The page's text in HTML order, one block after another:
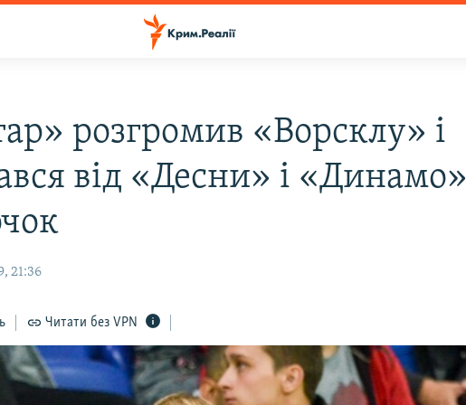
розгромив «Ворсклу» і
від «Десни» і «Динамо»
21:36
Читати без VPN